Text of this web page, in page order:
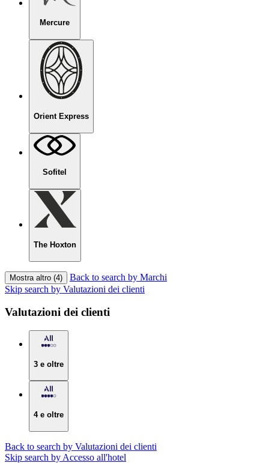
Mercure
Orient Express
Sofitel
The Hoxton
Mostra altro (4)
Back to search by Marchi
Skip search by Valutazioni dei clienti
Valutazioni dei clienti
3 e oltre
4 e oltre
Back to search by Valutazioni dei clienti
Skip search by Accesso all'hotel